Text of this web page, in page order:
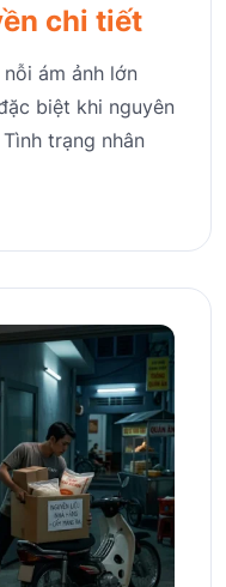
chi tiết
ám ảnh lớn
biệt khi nguyên
trạng nhân